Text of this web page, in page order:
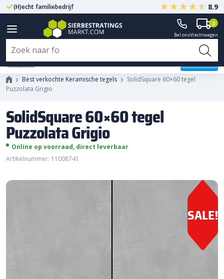
(H)echt familiebedrijf Gegarandeerd A-kwaliteit
8.9
Bel onsVrachtwagen
0
Best verkochte Keramische tegels
SolidSquare 60×60 tegel
Puzzolata Grigio
SolidSquare 60×60 tegel
Puzzolata Grigio
Online op voorraad, direct leverbaar
Artikelnummer: 11008741
SALE!
SolidSquare 60x60 tegel
Puzzolata Grigio